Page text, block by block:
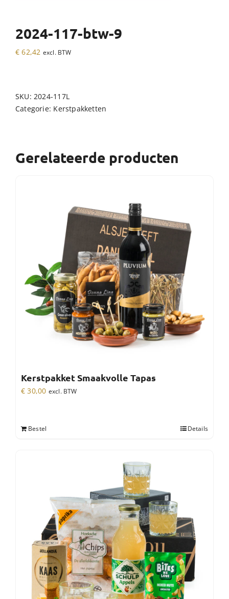
2024-117-btw-9
€ 62,42 excl. BTW
SKU:2024-117L
Categorie: Kerstpakketten
Gerelateerde producten
Kerstpakket Smaakvolle Tapas
€ 30,00 excl. BTW
Bestel Details